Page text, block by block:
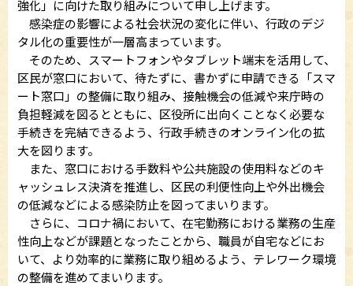
強化」に向けた取り組みについて申し上げます。
感染症の影響による社会状況の変化に伴い、行政のデジ
タル化の重要性が一層高まっています。
そのため、スマートフォンやタブレット端末を活用して、
区民が窓口において、待たずに、書かずに申請できる「スマ
ート窓口」の整備に取り組み、接触機会の低減や来庁時の
負担軽減を図るとともに、区役所に出向くことなく必要な
手続きを完結できるよう、行政手続きのオンライン化の拡
大を図ります。
また、窓口における手数料や公共施設の使用料などのキ
ャッシュレス決済を推進し、区民の利便性向上や外出機会
の低減などによる感染防止を図ってまいります。
さらに、コロナ禍において、在宅勤務における業務の生産
性向上などが課題となったことから、職員が自宅などにお
いて、より効率的に業務に取り組めるよう、テレワーク環境
の整備を進めてまいります。